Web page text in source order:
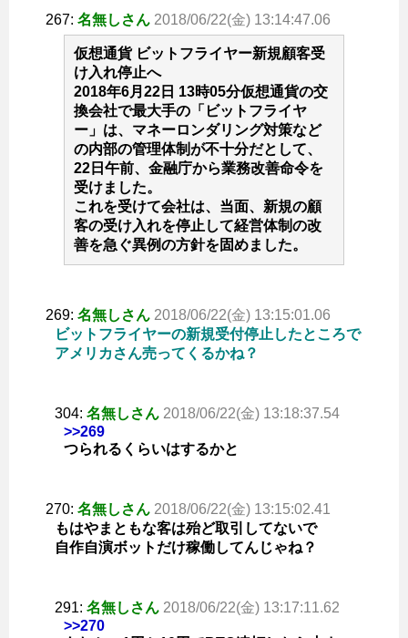
267: 名無しさん 2018/06/22(金) 13:14:47.06
仮想通貨 ビットフライヤー新規顧客受
け入れ停止へ
2018年6月22日 13時05分仮想通貨の交
換会社で最大手の「ビットフライヤ
ー」は、マネーロンダリング対策など
の内部の管理体制が不十分だとして、
22日午前、金融庁から業務改善命令を
受けました。
これを受けて会社は、当面、新規の顧
客の受け入れを停止して経営体制の改
善を急ぐ異例の方針を固めました。
269: 名無しさん 2018/06/22(金) 13:15:01.06
ビットフライヤーの新規受付停止したところで
アメリカさん売ってくるかね？
304: 名無しさん 2018/06/22(金) 13:18:37.54
>>269
つられるくらいはするかと
270: 名無しさん 2018/06/22(金) 13:15:02.41
もはやまともな客は殆ど取引してないで
自作自演ボットだけ稼働してんじゃね？
291: 名無しさん 2018/06/22(金) 13:17:11.62
>>270